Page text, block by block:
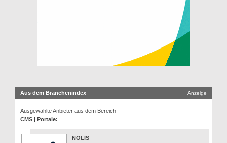
Aus dem Branchenindex Anzeige
Ausgewählte Anbieter aus dem Bereich
CMS | Portale:
NOLIS